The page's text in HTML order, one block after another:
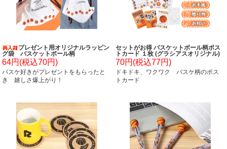
プレゼント用オリジナルラッピン
グ袋 バスケットボール柄
64円(税込70円)
バスケ好きがプレゼントをもらったと
き 嬉しさ爆上がり！
セットがお得 バスケットボール柄ポス
トカード １枚 (グラシアスオリジナル)
70円(税込77円)
ドキドキ、ワクワク バスケ柄のポス
トカード